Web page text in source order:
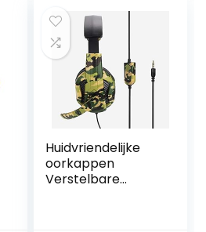
Hoofdtelefoon
voor PS4(Black
red)
Huidvriendelijke
oorkappen
Verstelbare